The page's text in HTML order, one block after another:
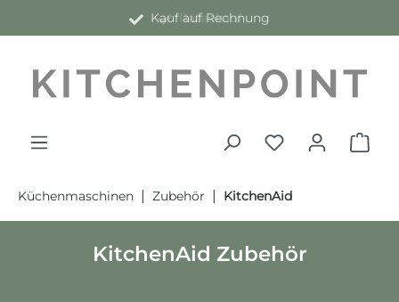
Kauf auf Rechnung
Küchenmaschinen | Zubehör | KitchenAid
KitchenAid Zubehör